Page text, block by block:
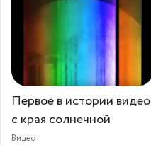
Первое в истории видео
с края солнечной
Видео